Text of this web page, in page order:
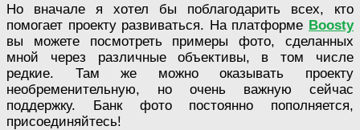
Но вначале я хотел бы поблагодарить всех, кто
помогает проекту развиваться. На платформе Boosty
вы можете посмотреть примеры фото, сделанных
мной через различные объективы, в том числе
редкие. Там же можно оказывать проекту
необременительную, но очень важную сейчас
поддержку. Банк фото постоянно пополняется,
присоединяйтесь!